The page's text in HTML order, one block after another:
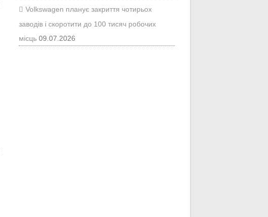
Volkswagen планує закриття чотирьох
заводів і скоротити до 100 тисяч робочих
місць 09.07.2026